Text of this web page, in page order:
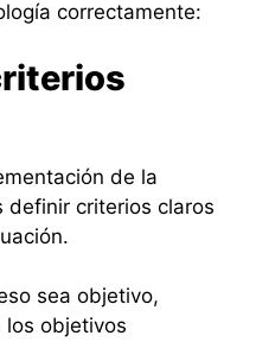
correctamente:
de la
definir criterios claros
sea objetivo,
los objetivos